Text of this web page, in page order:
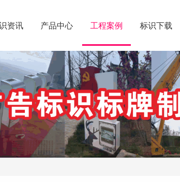
资讯 产品中心 工程案例 标识下载